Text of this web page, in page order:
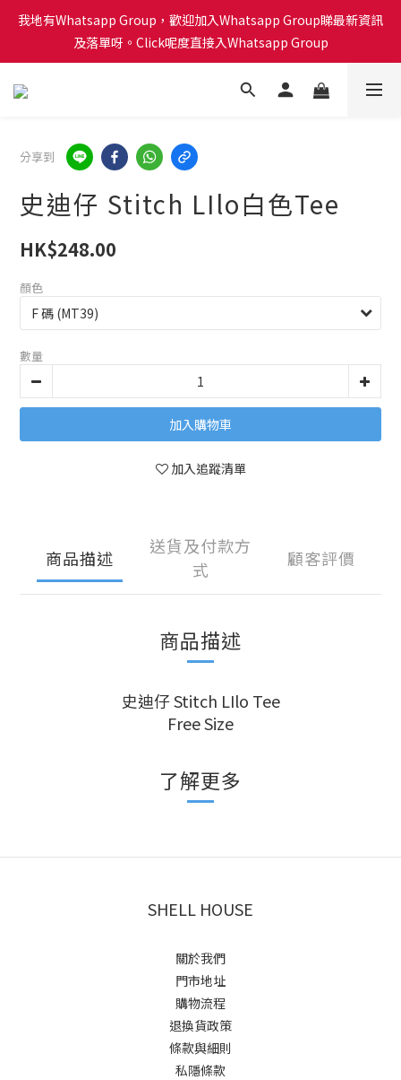
會員積分計劃已啟動！每買 $1蚊可以得1分換禮品喔！Click呢度睇
下有咩換購！🎁🎄
我地有Whatsapp Group，歡迎加入Whatsapp Group睇最新資訊
及落單呀。Click呢度直接入Whatsapp Group
會員積分計劃已啟動！每買 $1蚊可以得1分換禮品喔！Click呢度睇
分享到
史迪仔 Stitch LIlo白色Tee
HK$248.00
顏色
數量
加入購物車
加入追蹤清單
商品描述
送貨及付款方
式
顧客評價
商品描述
史迪仔 Stitch LIlo Tee
Free Size
了解更多
SHELL HOUSE
關於我們
門市地址
購物流程
退換貨政策
條款與細則
私隱條款